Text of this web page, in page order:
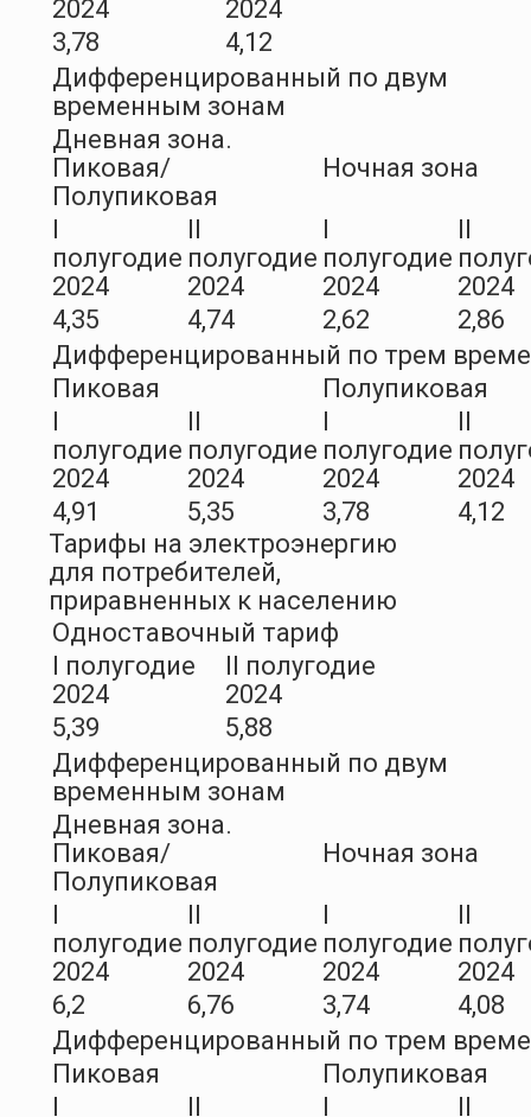
2024
2024
3,78
4,12
Дифференцированный по двум
временным зонам
Дневная зона.
Пиковая/
Полупиковая
Ночная зона
полугодие
2024
полугодие
2024
полугодие
2024
2024
4,35
4,74 2,62
2,86
Дифференцированный по трем
Пиковая
Полупиковая
полугодие
2024
полугодие
2024
полугодие
2024
2024
4,91
5,35 3,78
4,12
Тарифы на электроэнергию
для потребителей,
приравненных к населению
Одноставочный тариф
I полугодие
2024
II полугодие
2024
5,39
5,88
Дифференцированный по двум
временным зонам
Дневная зона.
Пиковая/
Полупиковая
Ночная зона
полугодие
2024
полугодие
2024
полугодие
2024
2024
6,2
6,76 3,74
4,08
Дифференцированный по трем
Пиковая
Полупиковая